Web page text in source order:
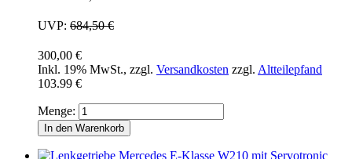
UVP: 684,50 €
300,00 €
Inkl. 19% MwSt., zzgl. Versandkosten zzgl. Altteilepfand
103.99 €
Menge:
In den Warenkorb